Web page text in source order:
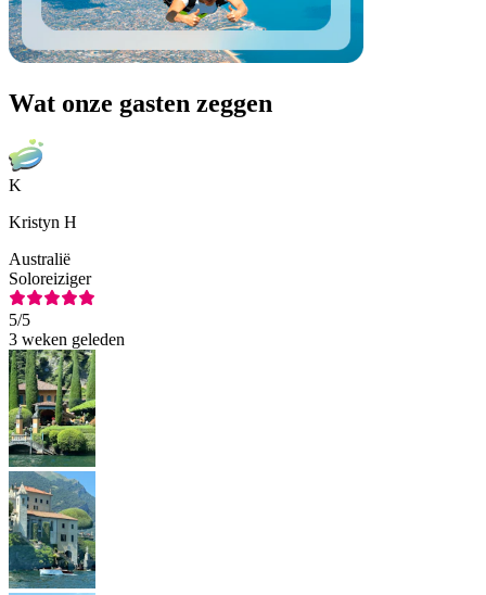
Wat onze gasten zeggen
K
Kristyn H
Australië
Soloreiziger
5/5
3 weken geleden